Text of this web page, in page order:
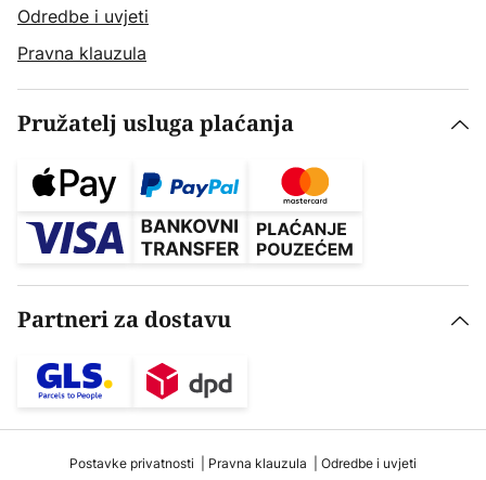
Odredbe i uvjeti
Pravna klauzula
Pružatelj usluga plaćanja
Partneri za dostavu
Postavke privatnosti Pravna klauzula Odredbe i uvjeti